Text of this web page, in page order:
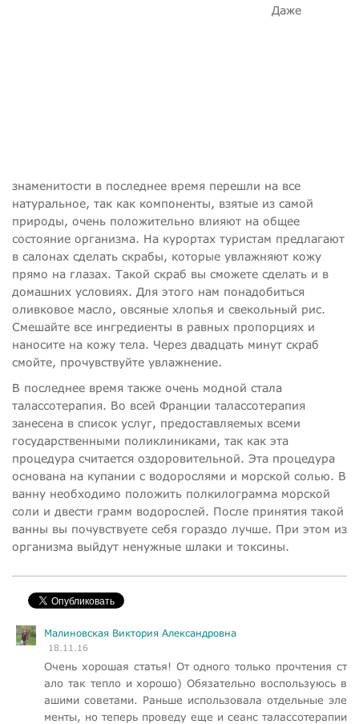
Даже
знаменитости в последнее время перешли на все
натуральное, так как компоненты, взятые из самой
природы, очень положительно влияют на общее
состояние организма. На курортах туристам предлагают
в салонах сделать скрабы, которые увлажняют кожу
прямо на глазах. Такой скраб вы сможете сделать и в
домашних условиях. Для этого нам понадобиться
оливковое масло, овсяные хлопья и свекольный рис.
Смешайте все ингредиенты в равных пропорциях и
наносите на кожу тела. Через двадцать минут скраб
смойте, прочувствуйте увлажнение.
В последнее время также очень модной стала
талассотерапия. Во всей Франции талассотерапия
занесена в список услуг, предоставляемых всеми
государственными поликлиниками, так как эта
процедура считается оздоровительной. Эта процедура
основана на купании с водорослями и морской солью. В
ванну необходимо положить полкилограмма морской
соли и двести грамм водорослей. После принятия такой
ванны вы почувствуете себя гораздо лучше. При этом из
организма выйдут ненужные шлаки и токсины.
Малиновская Виктория Александровна
18.11.16
Очень хорошая статья! От одного только прочтения ст
ало так тепло и хорошо) Обязательно воспользуюсь в
ашими советами. Раньше использовала отдельные эле
менты, но теперь проведу еще и сеанс талассотерапии